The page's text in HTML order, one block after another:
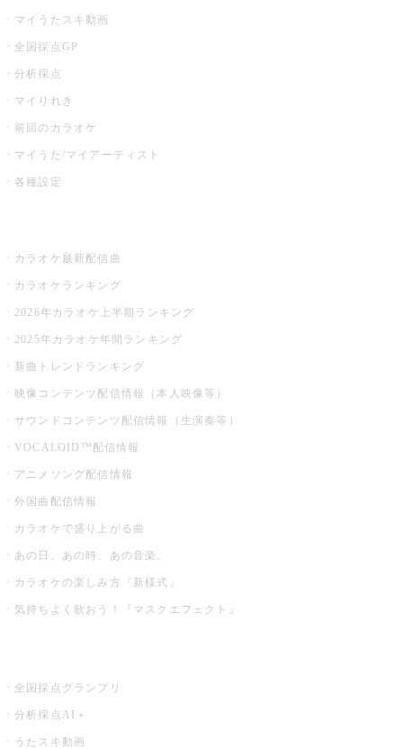
マイうたスキ動画
全国採点GP
分析採点
マイりれき
前回のカラオケ
マイうた/マイアーティスト
各種設定
カラオケ最新配信曲
カラオケランキング
2026年カラオケ上半期ランキング
2025年カラオケ年間ランキング
新曲トレンドランキング
映像コンテンツ配信情報（本人映像等）
サウンドコンテンツ配信情報（生演奏等）
VOCALOID™配信情報
アニメソング配信情報
外国曲配信情報
カラオケで盛り上がる曲
あの日、あの時、あの音楽。
カラオケの楽しみ方『新様式』
気持ちよく歌おう！『マスクエフェクト』
全国採点グランプリ
分析採点AI＋
うたスキ動画